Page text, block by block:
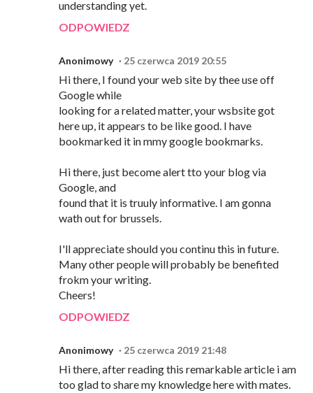
understanding yet.
ODPOWIEDZ
Anonimowy 25 czerwca 2019 20:55
Hi there, I found your web site by thee use off
Google while
looking for a related matter, your wsbsite got
here up, it appears to be like good. I have
bookmarked it in mmy google bookmarks.
Hi there, just become alert tto your blog via
Google, and
found that it is truuly informative. I am gonna
wath out for brussels.
I'll appreciate should you continu this in future.
Many other people will probably be benefited
frokm your writing.
Cheers!
ODPOWIEDZ
Anonimowy 25 czerwca 2019 21:48
Hi there, after reading this remarkable article i am
too glad to share my knowledge here with mates.